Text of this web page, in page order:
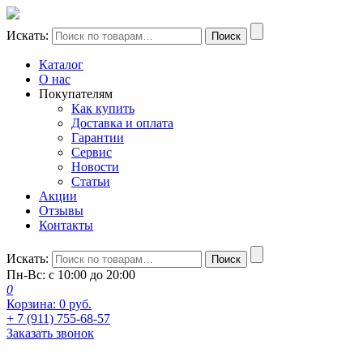
Искать: Поиск
Каталог
О нас
Покупателям
Как купить
Доставка и оплата
Гарантии
Сервис
Новости
Статьи
Акции
Отзывы
Контакты
Искать: Поиск
Пн-Вс: с 10:00 до 20:00
0
Корзина: 0 руб.
+ 7 (911) 755-68-57
Заказать звонок